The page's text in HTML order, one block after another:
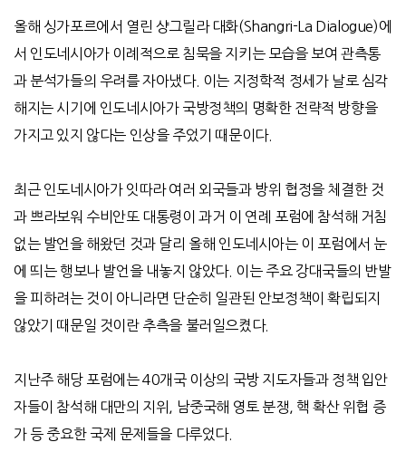
올해 싱가포르에서 열린 샹그릴라 대화(Shangri-La Dialogue)에
서 인도네시아가 이례적으로 침묵을 지키는 모습을 보여 관측통
과 분석가들의 우려를 자아냈다. 이는 지정학적 정세가 날로 심각
해지는 시기에 인도네시아가 국방정책의 명확한 전략적 방향을
가지고 있지 않다는 인상을 주었기 때문이다.
최근 인도네시아가 잇따라 여러 외국들과 방위 협정을 체결한 것
과 쁘라보워 수비안또 대통령이 과거 이 연례 포럼에 참석해 거침
없는 발언을 해왔던 것과 달리 올해 인도네시아는 이 포럼에서 눈
에 띄는 행보나 발언을 내놓지 않았다. 이는 주요 강대국들의 반발
을 피하려는 것이 아니라면 단순히 일관된 안보정책이 확립되지
않았기 때문일 것이란 추측을 불러일으켰다.
지난주 해당 포럼에는40개국 이상의 국방 지도자들과 정책 입안
자들이 참석해 대만의 지위 , 남중국해 영토 분쟁, 핵 확산 위협 증
가 등 중요한 국제 문제들을 다루었다.